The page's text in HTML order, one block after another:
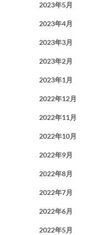
2023年5月
2023年4月
2023年3月
2023年2月
2023年1月
2022年12月
2022年11月
2022年10月
2022年9月
2022年8月
2022年7月
2022年6月
2022年5月